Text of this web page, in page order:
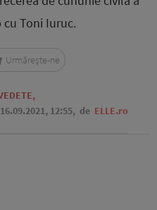
Toni Iuruc.
,
12:55, de ELLE.ro
Urmărește-ne